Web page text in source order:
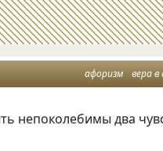
афоризм вера в
непоколебимы два